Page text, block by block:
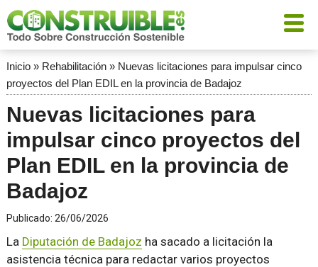
Inicio» Rehabilitación» Nuevas licitaciones para impulsar cinco
proyectos del Plan EDIL en la provincia de Badajoz
Nuevas licitaciones para
impulsar cinco proyectos del
Plan EDIL en la provincia de
Badajoz
Publicado: 26/06/2026
La Diputación de Badajoz ha sacado a licitación la
asistencia técnica para redactar varios proyectos